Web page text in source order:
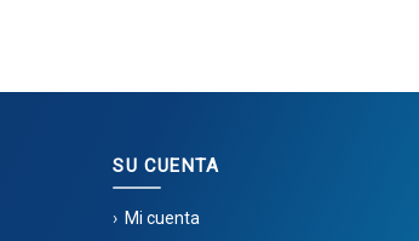
SU CUENTA
Mi cuenta